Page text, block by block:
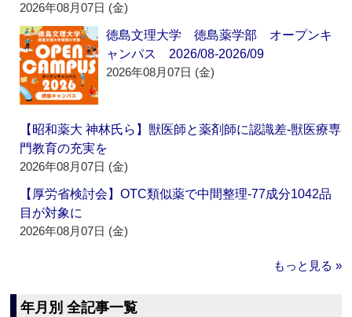
2026年08月07日 (金)
徳島文理大学 徳島薬学部 オープンキ
ャンパス 2026/08-2026/09
2026年08月07日 (金)
【昭和薬大 神林氏ら】獣医師と薬剤師に認識差‐獣医療専
門教育の充実を
2026年08月07日 (金)
【厚労省検討会】OTC類似薬で中間整理‐77成分1042品
目が対象に
2026年08月07日 (金)
もっと見る »
年月別 全記事一覧